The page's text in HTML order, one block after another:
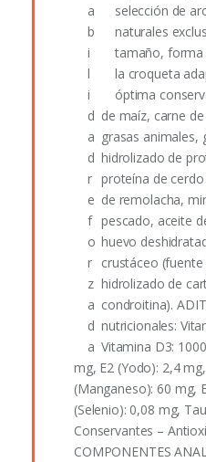
selección de
naturales
tamaño, forma
la croqueta
óptima
de maíz, carne
grasas animales,
hidrolizado de
proteína de
de remolacha,
pescado, aceite
huevo
crustáceo
hidrolizado de
condroitina).
nutricionales:
Vitamina D3:
mg, E2 (Yodo): 2,4
(Manganeso): 60 mg,
(Selenio): 0,08 mg,
Conservantes –
COMPONENTES